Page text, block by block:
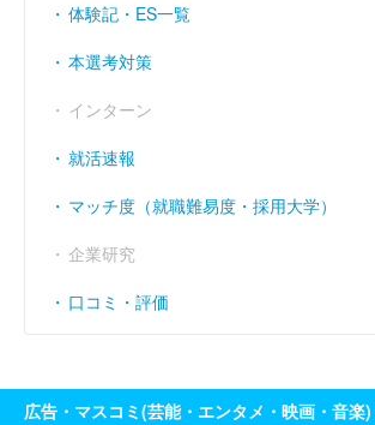
体験記・ES一覧
本選考対策
インターン
就活速報
マッチ度（就職難易度・採用大学）
企業研究
口コミ・評価
広告・マスコミ(芸能・エンタメ・映画・音楽